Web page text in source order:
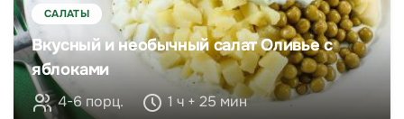
САЛАТЫ
Вкусный и необычный салат Оливье с
яблоками
4-6 порц. 1 ч + 25 мин